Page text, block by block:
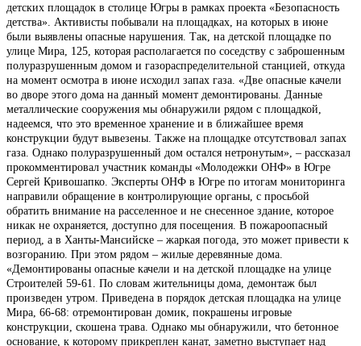
детских площадок в столице Югры в рамках проекта «Безопасность
детства». Активисты побывали на площадках, на которых в июне
были выявлены опасные нарушения. Так, на детской площадке по
улице Мира, 125, которая располагается по соседству с заброшенным
полуразрушенным домом и газораспределительной станцией, откуда
на момент осмотра в июне исходил запах газа. «Две опасные качели
во дворе этого дома на данный момент демонтированы. Данные
металлические сооружения мы обнаружили рядом с площадкой,
надеемся, что это временное хранение и в ближайшее время
конструкции будут вывезены. Также на площадке отсутствовал запах
газа. Однако полуразрушенный дом остался нетронутым», – рассказал
прокомментировал участник команды «Молодежки ОНФ» в Югре
Сергей Кривошапко. Эксперты ОНФ в Югре по итогам мониторинга
направили обращение в контролирующие органы, с просьбой
обратить внимание на расселенное и не снесенное здание, которое
никак не охраняется, доступно для посещения. В пожароопасный
период, а в Ханты-Мансийске – жаркая погода, это может привести к
возгоранию. При этом рядом – жилые деревянные дома.
«Демонтированы опасные качели и на детской площадке на улице
Строителей 59-61. По словам жительницы дома, демонтаж был
произведен утром. Приведена в порядок детская площадка на улице
Мира, 66-68: отремонтирован домик, покрашены игровые
конструкции, скошена трава. Однако мы обнаружили, что бетонное
основание, к которому прикреплен канат, заметно выступает над